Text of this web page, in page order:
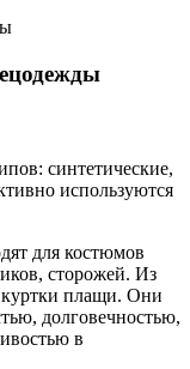
синтетические,
используются
для костюмов
сторожей. Из
плащи. Они
долговечностью,
в